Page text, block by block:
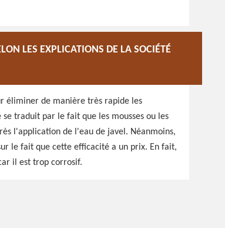
LES EXPLICATIONS DE LA SOCIÉTÉ
éliminer de manière très rapide les
traduit par le fait que les mousses ou les
l'application de l'eau de javel. Néanmoins,
le fait que cette efficacité a un prix. En fait,
il est trop corrosif.